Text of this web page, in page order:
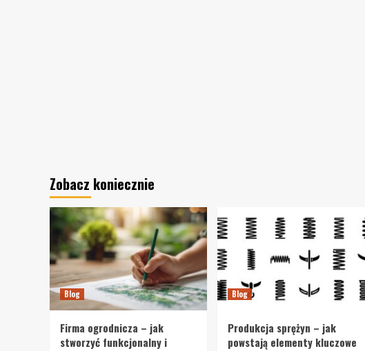
Zobacz koniecznie
Blog
Firma ogrodnicza – jak
stworzyć funkcjonalny i
Blog
Produkcja sprężyn – jak
powstają elementy kluczowe